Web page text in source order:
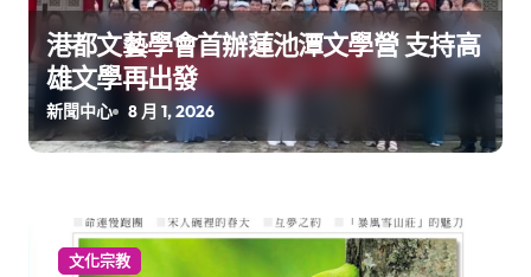
港都文藝學會首辦蓮池潭文學營 支持高
雄文學再出發
新聞中心 8 月 1, 2026
文化宗教